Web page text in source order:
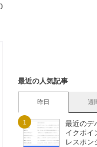
最近の人気記事
昨日 週
最近のデ
イクポイ
レスポン